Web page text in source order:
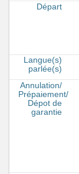
Départ
Langue(s)
parlée(s)
Annulation/
Prépaiement/
Dépot de
garantie